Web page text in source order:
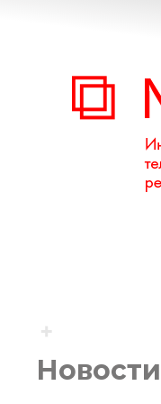
Новости
Вы здесь: